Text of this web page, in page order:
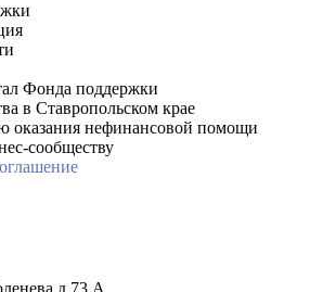
Фонда поддержки
в Ставропольском крае
оказания нефинансовой помощи
сообществу
д.73 A